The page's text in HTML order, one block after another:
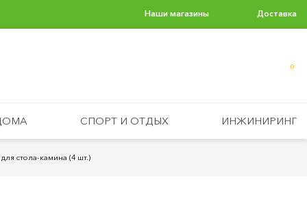
Наши магазины Доставка
0
СПОРТ И ОТДЫХ ИНЖИНИРИНГ
стола-камина (4 шт.)